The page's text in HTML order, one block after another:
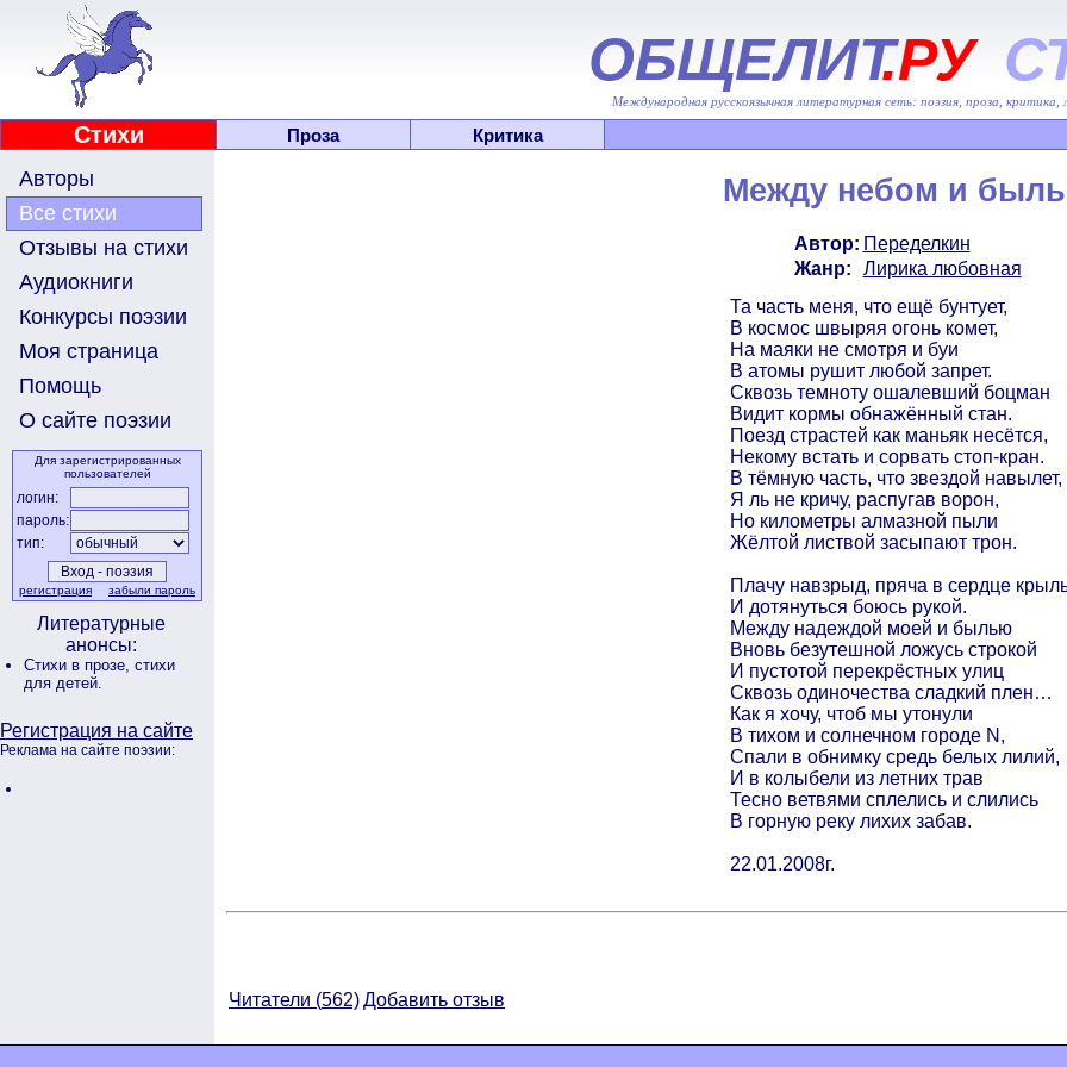
ОБЩЕЛИТ.РУ
Международная русскоязычная литературная сеть: поэзия, проза, критика,
Стихи Проза Критика
Авторы
Все стихи
Отзывы на стихи
Аудиокниги
Конкурсы поэзии
Моя страница
Помощь
О сайте поэзии
Для зарегистрированных
пользователей
логин:
пароль:
тип:
регистрация забыли пароль
Литературные
анонсы:
Стихи в прозе, стихи
для детей.
Регистрация на сайте
Реклама на сайте поэзии:
Между небом и
Автор: Переделкин
Жанр:
Лирика любовная
Та часть меня, что ещё бунтует,
В космос швыряя огонь комет,
На маяки не смотря и буи
В атомы рушит любой запрет.
Сквозь темноту ошалевший боцман
Видит кормы обнажённый стан.
Поезд страстей как маньяк несётся,
Некому встать и сорвать стоп-кран.
В тёмную часть, что звездой навылет,
Я ль не кричу, распугав ворон,
Но километры алмазной пыли
Жёлтой листвой засыпают трон.
Плачу навзрыд, пряча в сердце
И дотянуться боюсь рукой.
Между надеждой моей и былью
Вновь безутешной ложусь строкой
И пустотой перекрёстных улиц
Сквозь одиночества сладкий плен…
Как я хочу, чтоб мы утонули
В тихом и солнечном городе N,
Спали в обнимку средь белых лилий,
И в колыбели из летних трав
Тесно ветвями сплелись и слились
В горную реку лихих забав.
22.01.2008г.
Читатели (562)Добавить отзыв